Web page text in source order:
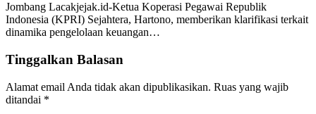
Jombang Lacakjejak.id-Ketua Koperasi Pegawai Republik
Indonesia (KPRI) Sejahtera, Hartono, memberikan klarifikasi terkait
dinamika pengelolaan keuangan…
Tinggalkan Balasan
Alamat email Anda tidak akan dipublikasikan. Ruas yang wajib
ditandai *